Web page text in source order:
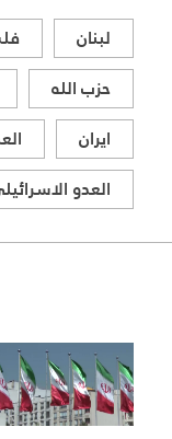
لبنان
حزب الله
ايران
العدو